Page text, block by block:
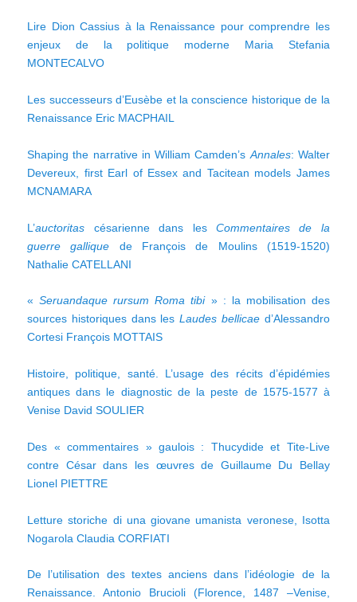
Lire Dion Cassius à la Renaissance pour comprendre les
enjeux de la politique moderne Maria Stefania
MONTECALVO
Les successeurs d’Eusèbe et la conscience historique de la
Renaissance Eric MACPHAIL
Shaping the narrative in William Camden’s Annales: Walter
Devereux, first Earl of Essex and Tacitean models James
MCNAMARA
L’auctoritas césarienne dans les Commentaires de la
guerre gallique de François de Moulins (1519-1520)
Nathalie CATELLANI
«Seruandaque rursum Roma tibi » : la mobilisation des
sources historiques dans lesLaudes bellicae d’Alessandro
Cortesi François MOTTAIS
Histoire, politique, santé. L’usage des récits d’épidémies
antiques dans le diagnostic de la peste de 1575-1577 à
Venise David SOULIER
Des « commentaires » gaulois : Thucydide et Tite-Live
contre César dans les œuvres de Guillaume Du Bellay
Lionel PIETTRE
Letture storiche di una giovane umanista veronese, Isotta
Nogarola Claudia CORFIATI
De l’utilisation des textes anciens dans l’idéologie de la
Renaissance. Antonio Brucioli (Florence, 1487 –Venise,